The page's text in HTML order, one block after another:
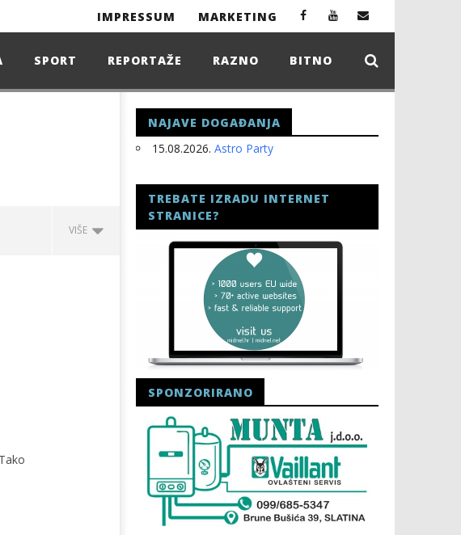
IMPRESSUM MARKETING
SPORT REPORTAŽE RAZNO BITNO
VIŠE
HEP: Bez struje
18.02.2015.
NAJAVE DOGAĐANJA
15.08.2026. Astro Party
TREBATE IZRADU INTERNET
STRANICE?
SPONZORIRANO